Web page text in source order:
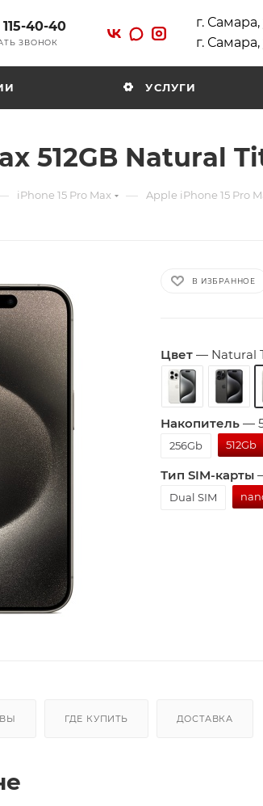
40-40
ЗВОНОК
г.
г.
УСЛУГИ
512GB Natural
iPhone 15 Pro Max — Apple iPhone 15 Pro
В ИЗБРАННОЕ
Цвет— Natural
Накопитель—
256Gb 512Gb
Тип SIM-карты
Dual SIM
ГДЕ КУПИТЬ ДОСТАВКА